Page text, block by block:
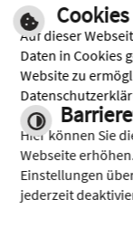
Cookies
Auf dieser
Daten in Cookies
Website zu
Hier können Sie
Webseite
Einstellungen
jederzeit